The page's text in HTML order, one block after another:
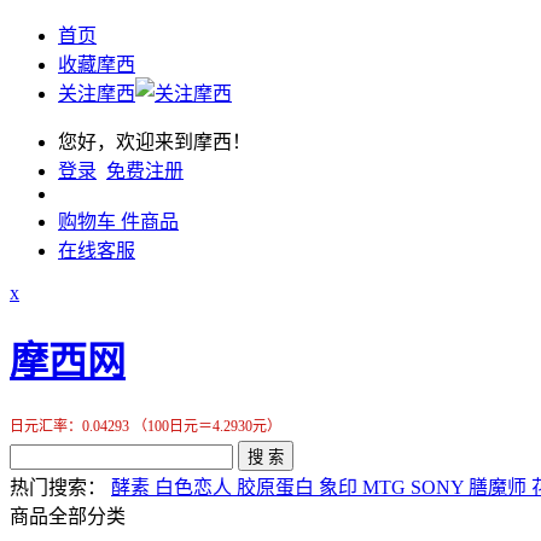
首页
收藏摩西
关注摩西
您好，欢迎来到摩西！
登录 免费注册
购物车 件商品
在线客服
x
摩西网
日元汇率：0.04293 （100日元＝4.2930元）
搜 索
热门搜索： 酵素 白色恋人 胶原蛋白 象印 MTG SONY 膳魔师
商品全部分类